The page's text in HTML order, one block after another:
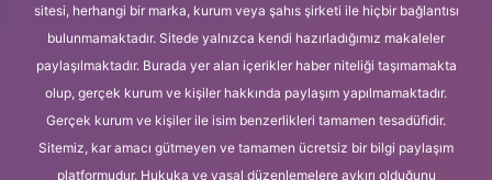
sitesi, herhangi bir marka, kurum veya şahıs şirketi ile hiçbir bağlantısı
bulunmamaktadır. Sitede yalnızca kendi hazırladığımız makaleler
paylaşılmaktadır. Burada yer alan içerikler haber niteliği taşımamakta
olup, gerçek kurum ve kişiler hakkında paylaşım yapılmamaktadır.
Gerçek kurum ve kişiler ile isim benzerlikleri tamamen tesadüfidir.
Sitemiz, kar amacı gütmeyen ve tamamen ücretsiz bir bilgi paylaşım
platformudur. Hukuka ve yasal düzenlemelere aykırı olduğunu